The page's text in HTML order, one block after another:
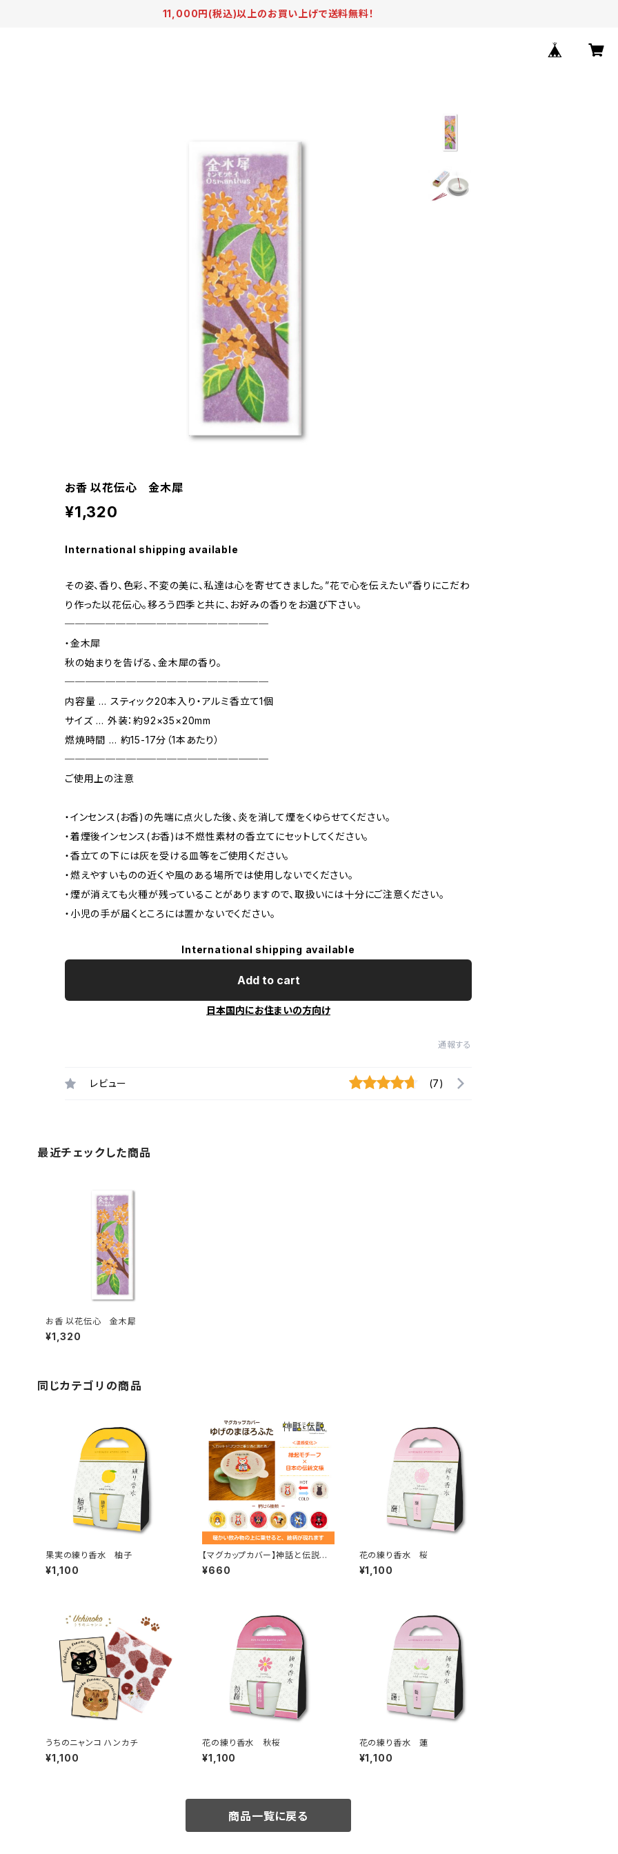
11,000円(税込)以上のお買い上げで送料無料！
お香 以花伝心 金木犀
¥1,320
International shipping available
その姿、香り、色彩、不変の美に、私達は心を寄せてきました。”花で心を伝えたい”香りにこだわ
り作った以花伝心。移ろう四季と共に、お好みの香りをお選び下さい。
────────────────────
・金木犀
秋の始まりを告げる、金木犀の香り。
────────────────────
内容量 … スティック20本入り・アルミ香立て1個
サイズ … 外装：約92×35×20mm
燃焼時間 … 約15-17分（1本あたり）
────────────────────
ご使用上の注意
・インセンス(お香)の先端に点火した後、炎を消して煙をくゆらせてください。
・着煙後インセンス(お香)は不燃性素材の香立てにセットしてください。
・香立ての下には灰を受ける皿等をご使用ください。
・燃えやすいものの近くや風のある場所では使用しないでください。
・煙が消えても火種が残っていることがありますので、取扱いには十分にご注意ください。
・小児の手が届くところには置かないでください。
International shipping available
Add to cart
日本国内にお住まいの方向け
通報する
レビュー (7)
最近チェックした商品
お香 以花伝心 金木犀
¥1,320
同じカテゴリの商品
果実の練り香水 柚子
¥1,100
【マグカップカバー】神話と伝説®
ゆげのまほろふた
¥660
花の練り香水 桜
¥1,100
うちのニャンコ ハンカチ
¥1,100
花の練り香水 秋桜
¥1,100
花の練り香水 蓮
¥1,100
商品一覧に戻る